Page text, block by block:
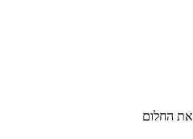
את החלום